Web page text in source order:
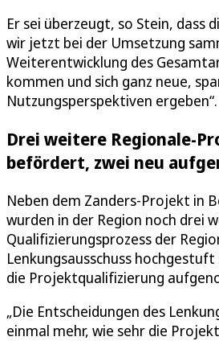
Er sei überzeugt, so Stein, dass
wir jetzt bei der Umsetzung
Weiterentwicklung des
kommen und sich ganz neue,
Nutzungsperspektiven ergeben“.
Drei weitere Regionale-
befördert, zwei neu
Neben dem Zanders-Projekt in
wurden in der Region noch drei
Qualifizierungsprozess der
Lenkungsausschuss hochgestuft
die Projektqualifizierung
„Die Entscheidungen des
einmal mehr, wie sehr die